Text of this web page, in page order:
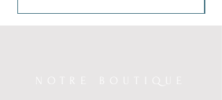
NOTRE BOUTIQUE